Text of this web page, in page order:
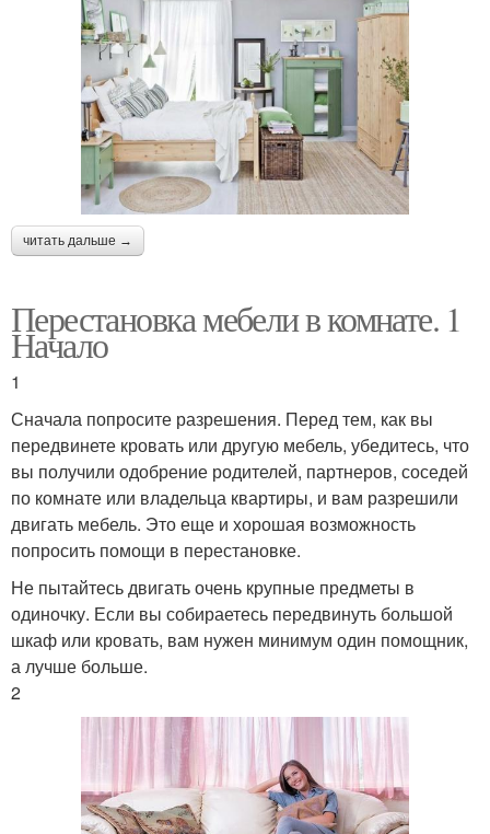
читать дальше →
Перестановка мебели в комнате. 1
Начало
1
Сначала попросите разрешения. Перед тем, как вы
передвинете кровать или другую мебель, убедитесь, что
вы получили одобрение родителей, партнеров, соседей
по комнате или владельца квартиры, и вам разрешили
двигать мебель. Это еще и хорошая возможность
попросить помощи в перестановке.
Не пытайтесь двигать очень крупные предметы в
одиночку. Если вы собираетесь передвинуть большой
шкаф или кровать, вам нужен минимум один помощник,
а лучше больше.
2